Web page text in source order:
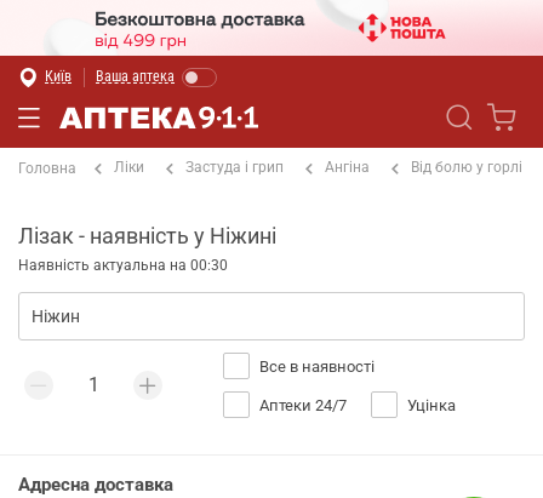
Київ Ваша аптека
Головна Ліки Застуда і грип Ангіна Від болю у горлі
Лізак - наявність у Ніжині
Наявність актуальна на 00:30
Все в наявності
Аптеки 24/7 Уцінка
Адресна доставка